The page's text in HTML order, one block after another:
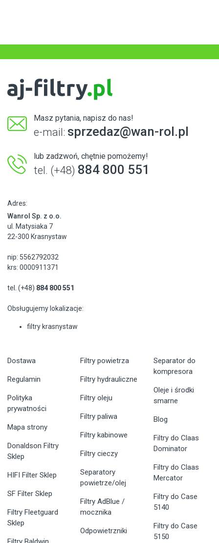
Masz pytania, napisz do nas!
e-mail: sprzedaz@wan-rol.pl
lub zadzwoń, chętnie pomożemy!
tel. (+48) 884 800 551
Adres:
Wanrol Sp. z o.o.
ul. Matysiaka 7
22-300 Krasnystaw
nip: 5562792032
krs: 0000911371
tel. (+48) 884 800 551
Obsługujemy lokalizacje:
filtry krasnystaw
Dostawa
Regulamin
Polityka
prywatności
Mapa strony
Donaldson Filtry
Sklep
HIFI Filter Sklep
SF Filter Sklep
Filtry Fleetguard
Sklep
Filtry powietrza
Filtry hydrauliczne
Filtry oleju
Filtry paliwa
Filtry kabinowe
Filtry cieczy
Separatory
powietrze/olej
Filtry AdBlue /
mocznika
Odpowietrzniki
Separator do
kompresora
Oleje i środki
smarne
Blog
Filtry do Claas
Dominator
Filtry do Claas
Mercator
Filtry do Case
5140
Filtry do Case
5150